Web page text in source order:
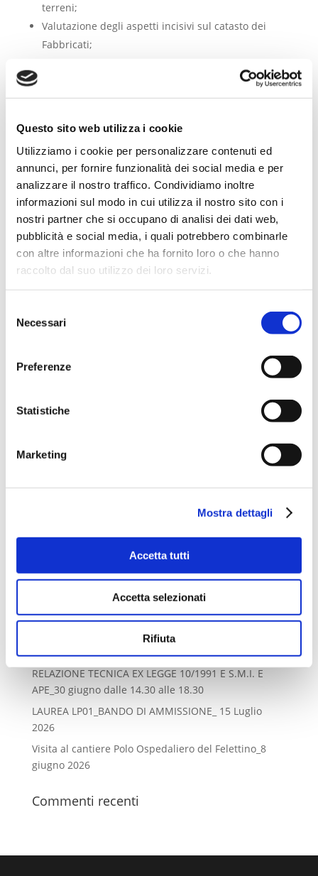
Questo sito web utilizza i cookie
Utilizziamo i cookie per personalizzare contenuti ed
annunci, per fornire funzionalità dei social media e per
analizzare il nostro traffico. Condividiamo inoltre
informazioni sul modo in cui utilizza il nostro sito con i
nostri partner che si occupano di analisi dei dati web,
pubblicità e social media, i quali potrebbero combinarle
con altre informazioni che ha fornito loro o che hanno
raccolto dal suo utilizzo dei loro servizi.
delNecessari
Preferenze
Statistiche
Marketing
Mostra dettagli
Accetta tutti
Accetta selezionati
Rifiuta
terreni;
Valutazione degli aspetti incisivi sul catasto dei
Fabbricati;
da norma e valutazione delle novità introdotte
dalla legge 113 del 9 agosto 2024, art 7 quiques;
Dibattito: domande e risposte
Il Corso avrà una durata complessiva di ore 4per un
numero di crediti pari a4 CFP
l partecipanti dovranno aderire al corso mediante il
SINF - http://formazione.cng.it entro e non oltre
lunedì 26 maggioprevio pagamento della
dal seguente link
–> accedi –>
(corsi)…… (inserire in “Ulteriori informazioni” il
Articoli recenti
Dal banco al territorio: gli studenti del Pacinotti
diventano “tecnici” sul campo
Lo stato legittimo dell’immobile dopo il decreto “salva
casa”_ 10 luglio dalle 14.30 alle 18.30
RELAZIONE TECNICA EX LEGGE 10/1991 E S.M.I. E
APE_30 giugno dalle 14.30 alle 18.30
LAUREA LP01_BANDO DI AMMISSIONE_ 15 Luglio
2026
Visita al cantiere Polo Ospedaliero del Felettino_8
giugno 2026
Commenti recenti